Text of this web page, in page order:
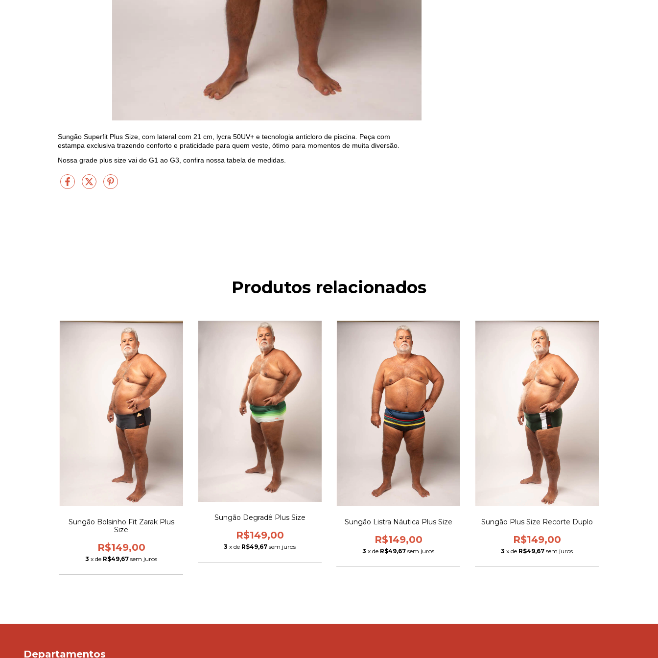
Sungão Superfit Plus Size , com lateral com 21 cm, lycra 50UV+ e tecnologia anticloro de piscina. Peça com
estampa exclusiva trazendo conforto e praticidade para quem veste, ótimo para momentos de muita diversão.
Nossa grade plus size vai do G1 ao G3, confira nossa tabela de medidas.
Produtos relacionados
Sungão Bolsinho Fit Zarak Plus
Size
R$149,00
3 x de R$49,67 sem juros
Sungão Degradê Plus Size
R$149,00
3 x de R$49,67 sem juros
Sungão Listra Náutica Plus Size
R$149,00
3 x de R$49,67 sem juros
Sungão Plus Size Recorte Duplo
R$149,00
3 x de R$49,67 sem juros
Departamentos